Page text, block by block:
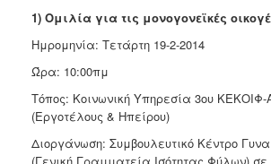
Έλεγχος
Βρεφονηπιακών
Ιατρείο
Φιλοξενίας
1) Ομιλία για τις μονογονεϊκές
Ημρομηνία: Τετάρτη 19-2-2014
Ώρα: 10:00πμ
Τόπος: Κοινωνική Υπηρεσία 3ου
(Εργοτέλους & Ηπείρου)
Διοργάνωση: Συμβουλευτικό Κέντρο